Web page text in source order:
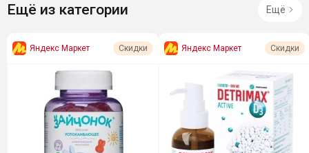
Ещё из категории Ещё
Яндекс Маркет Скидки Яндекс Маркет Скидки